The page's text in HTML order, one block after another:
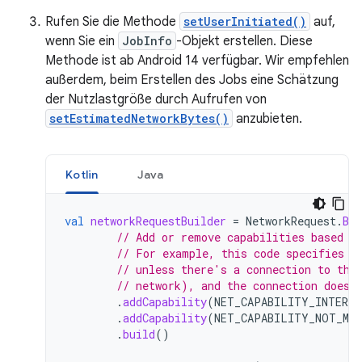
Rufen Sie die Methode setUserInitiated() auf,
wenn Sie ein JobInfo -Objekt erstellen. Diese
Methode ist ab Android 14 verfügbar. Wir empfehlen
außerdem, beim Erstellen des Jobs eine Schätzung
der Nutzlastgröße durch Aufrufen von
setEstimatedNetworkBytes() anzubieten.
Kotlin Java
val networkRequestBuilder = NetworkRequest.
// Add or remove capabilities based
// For example, this code specifies
// unless there's a connection to
// network), and the connection
.addCapability(
.addCapability(
.build()